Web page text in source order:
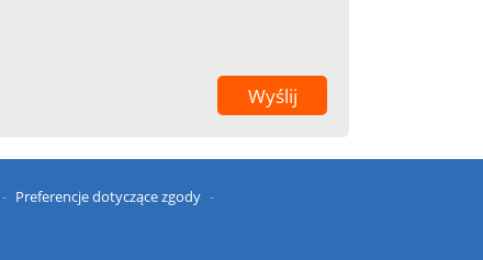
Preferencje dotyczące zgody